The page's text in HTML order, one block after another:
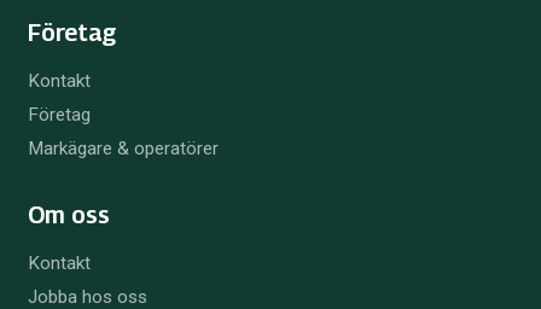
Företag
Kontakt
Företag
Markägare & operatörer
Om oss
Kontakt
Jobba hos oss